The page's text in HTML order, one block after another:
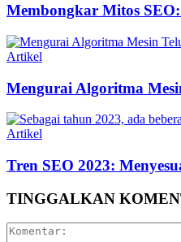
Membongkar Mitos
Artikel
Mengurai Algoritma
Artikel
Tren SEO 2023:
TINGGALKAN